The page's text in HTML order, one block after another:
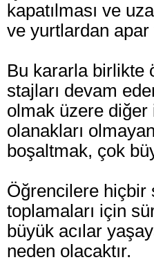
kapatılması ve
ve yurtlardan apar
Bu kararla birlikte
stajları devam
olmak üzere
olanakları
boşaltmak, çok
Öğrencilere hiçbir
toplamaları için
büyük acılar
neden olacaktır.